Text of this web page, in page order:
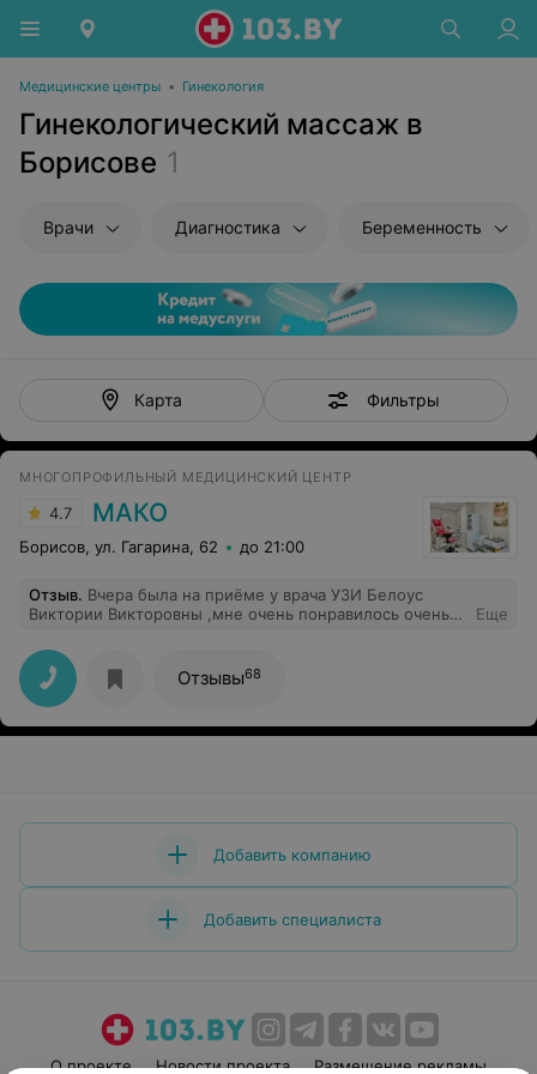
Медицинские центры • Гинекология
Гинекологический массаж в
Борисове 1
Врачи Диагностика Беременность
Карта Фильтры
МНОГОПРОФИЛЬНЫЙ МЕДИЦИНСКИЙ ЦЕНТР
4.7 МАКО
Борисов, ул. Гагарина, 62 до 21:00
Отзыв. Вчера была на приёме у врача УЗИ Белоус
Виктории Викторовны ,мне очень понравилось очень
благодарна!
Еще
Отзывы68
Добавить компанию
Добавить специалиста
О проекте Новости проекта Размещение рекламы